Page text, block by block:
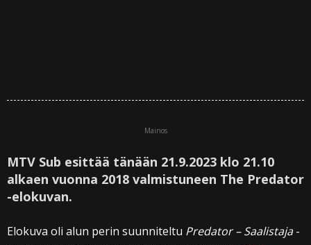
Mainos
MTV Sub esittää tänään 21.9.2023 klo 21.10
alkaen vuonna 2018 valmistuneen The Predator
-elokuvan.
Elokuva oli alun perin suunniteltu Predator – Saalistaja-